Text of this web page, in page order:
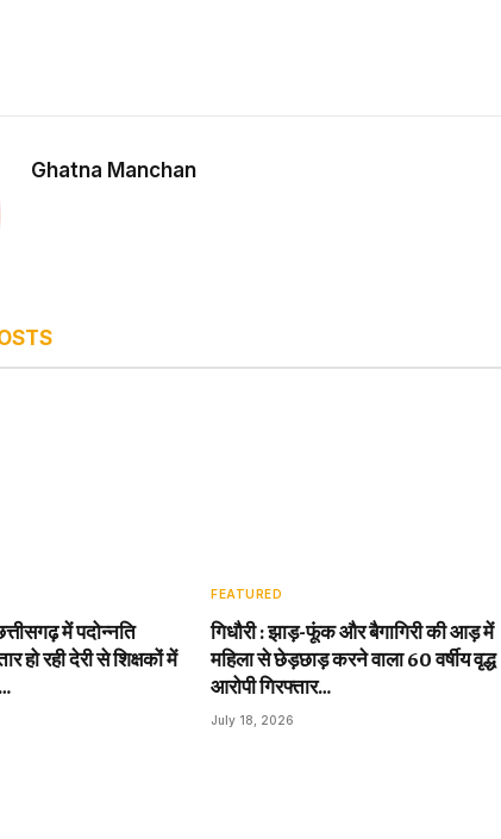
Ghatna Manchan
में पदोन्नति
हो रही देरी से शिक्षकों में
FEATURED
गिधौरी : झाड़-फूंक और बैगागिरी की आड़ में
महिला से छेड़छाड़ करने वाला 60 वर्षीय वृद्ध
आरोपी गिरफ्तार…
July 18, 2026